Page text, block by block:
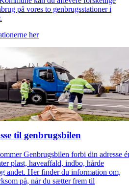
på vores to genbrugsstationer i
her
til genbrugsbilen
Genbrugsbilen forbi din adresse
plast, haveaffald, indbo, hårde
andet. Her finder du information om,
på, når du sætter frem til